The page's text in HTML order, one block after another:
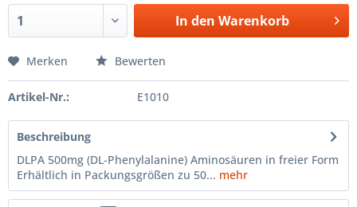
In den Warenkorb
Merken Bewerten
Artikel-Nr.: E1010
Beschreibung
DLPA 500mg (DL-Phenylalanine) Aminosäuren in freier Form
Erhältlich in Packungsgrößen zu 50... mehr